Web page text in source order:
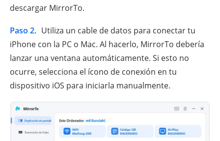
descargar MirrorTo.
Paso 2. Utiliza un cable de datos para conectar tu
iPhone con la PC o Mac. Al hacerlo, MirrorTo debería
lanzar una ventana automáticamente. Si esto no
ocurre, selecciona el ícono de conexión en tu
dispositivo iOS para iniciarla manualmente.